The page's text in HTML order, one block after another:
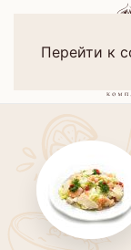
Перейти к